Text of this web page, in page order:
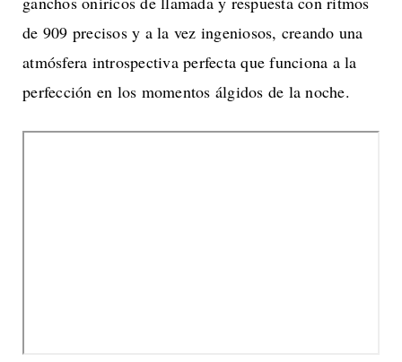
de 909 precisos y a la vez ingeniosos, creando una
atmósfera introspectiva perfecta que funciona a la
perfección en los momentos álgidos de la noche.